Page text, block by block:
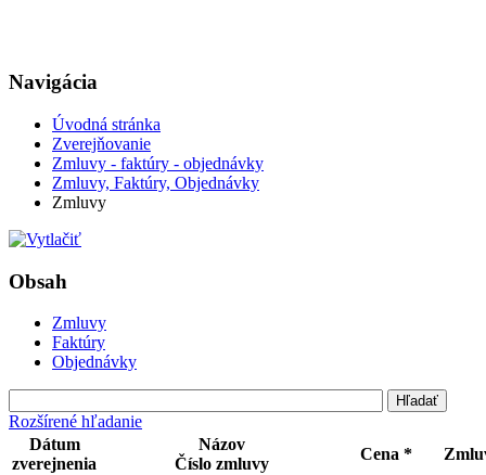
Navigácia
Úvodná stránka
Zverejňovanie
Zmluvy - faktúry - objednávky
Zmluvy, Faktúry, Objednávky
Zmluvy
Obsah
Zmluvy
Faktúry
Objednávky
Rozšírené hľadanie
Dátum
zverejnenia
Názov
Číslo zmluvy
Cena *